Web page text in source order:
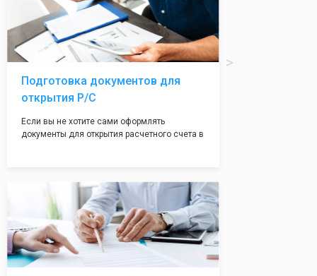
Вы выберете сами из нашего каталога.
Подготовка документов для
открытия Р/С
Если вы не хотите сами оформлять
документы для открытия расчетного счета в
открытия счета, с минимальным затратом
вашего времени и сил!